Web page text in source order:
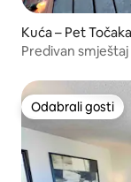
Kuća – Pet Točaka
Predivan
Odabrali gosti
Odabrali gosti